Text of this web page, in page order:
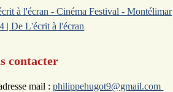
à l'écran - Cinéma Festival - Montélimar
| De L'écrit à l'écran
contacter
mail :philippehugot9@gmail.com